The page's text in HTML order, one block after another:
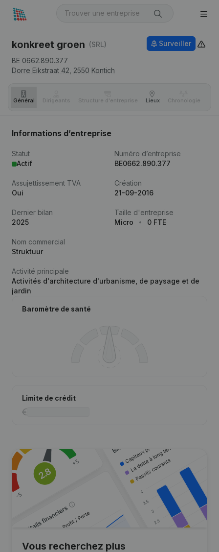
konkreet groen (SRL)
BE 0662.890.377
Dorre Eikstraat 42, 2550 Kontich
Surveiller
Général Dirigeants Structure d'entreprise Lieux Chronologie
Informations d’entreprise
Statut
Actif
Numéro d’entreprise
BE0662.890.377
Assujettissement TVA
Oui
Création
21-09-2016
Dernier bilan
2025
Taille d'entreprise
Micro
0 FTE
Nom commercial
Struktuur
Activité principale
Activités d'architecture d'urbanisme, de paysage et de
jardin
Baromètre de santé
Limite de crédit
Vous recherchez plus